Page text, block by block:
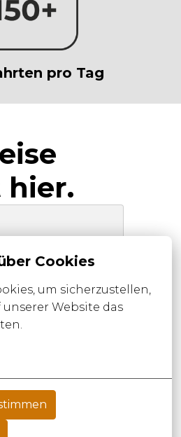
Cookies
um sicherzustellen,
Website das
pro Tag